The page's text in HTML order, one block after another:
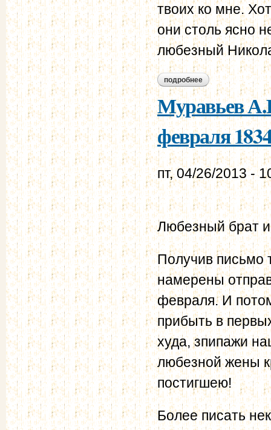
твоих ко мне.
они столь ясно
любезный
подробнее о муравьев а.н. -
Муравьев
февраля
пт, 04/26/2013 -
Любезный брат
Получив письмо
намерены
февраля. И
прибыть в
худа, зпипажи
любезной жены
постигшею!
Более писать